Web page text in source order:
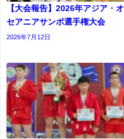
【大会報告】2026年アジア・オ
セアニアサンボ選手権大会
2026年7月12日